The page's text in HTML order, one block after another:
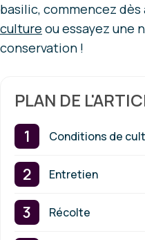
basilic, commencez dès
culture ou essayez une
conservation !
PLAN DE
Conditions de
Entretien
Récolte